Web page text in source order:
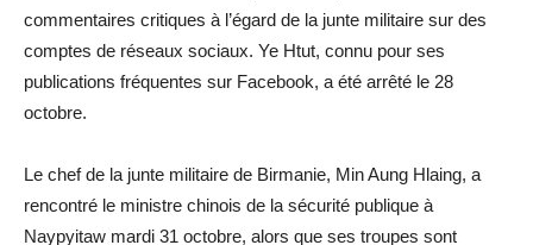
commentaires critiques à l’égard de la junte militaire sur des
comptes de réseaux sociaux. Ye Htut, connu pour ses
publications fréquentes sur Facebook, a été arrêté le 28
octobre.
Le chef de la junte militaire de Birmanie, Min Aung Hlaing, a
rencontré le ministre chinois de la sécurité publique à
Naypyitaw mardi 31 octobre, alors que ses troupes sont